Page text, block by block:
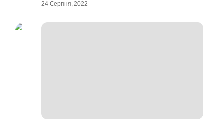
24 Серпня, 2022